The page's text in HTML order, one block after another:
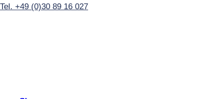
Tel. +49 (0)30 89 16 027